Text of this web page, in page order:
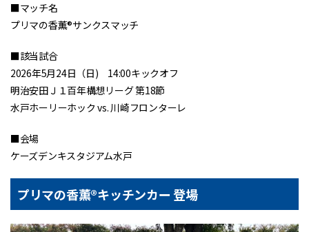
■マッチ名
プリマの香薫®サンクスマッチ
■該当試合
2026年5月24日（日) 14:00キックオフ
明治安田Ｊ１百年構想リーグ 第18節
水戸ホーリーホック vs. 川崎フロンターレ
■会場
ケーズデンキスタジアム水戸
プリマの香薫®キッチンカー 登場